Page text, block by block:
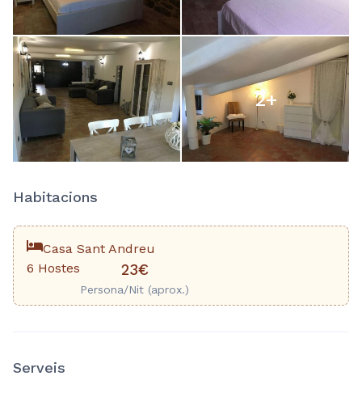
2+
Habitacions
Casa Sant Andreu
6 Hostes
23€
Persona/Nit (aprox.)
Serveis